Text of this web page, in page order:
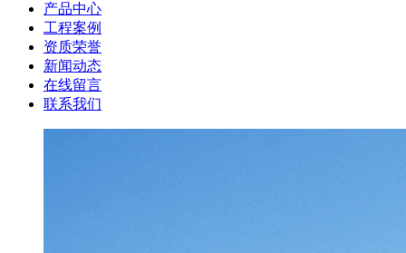
产品中心
工程案例
资质荣誉
新闻动态
在线留言
联系我们